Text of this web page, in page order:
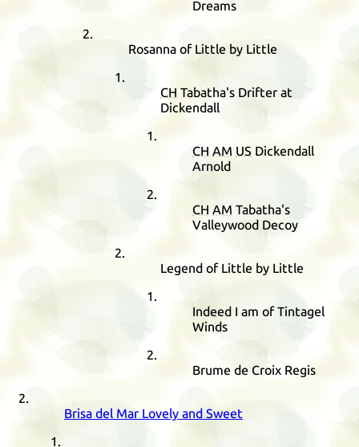
Dreams
Rosanna of Little by Little
CH Tabatha's Drifter at
Dickendall
CH AM US Dickendall
Arnold
CH AM Tabatha's
Valleywood Decoy
Legend of Little by Little
Indeed I am of Tintagel
Winds
Brume de Croix Regis
Brisa del Mar Lovely and Sweet